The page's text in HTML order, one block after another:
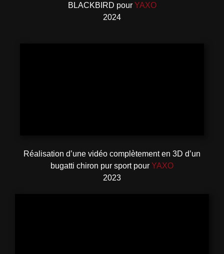
BLACKBIRD pour YAXO
2024
Réalisation d’une vidéo complètement en 3D d’un
bugatti chiron pur sport pour YAXO
2023